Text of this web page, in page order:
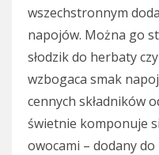
wszechstronnym
napojów. Można go
słodzik do herbaty
wzbogaca smak
cennych składników
świetnie komponuje
owocami – dodany